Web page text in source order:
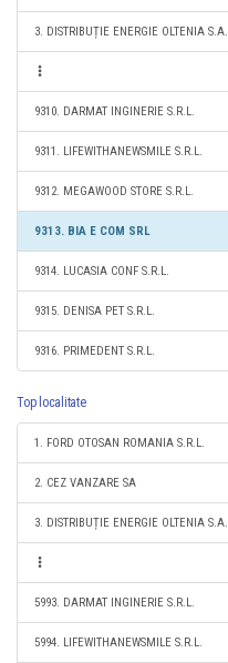
3. DISTRIBUȚIE ENERGIE OLTENIA S.A.
9310. DARMAT INGINERIE S.R.L.
9311. LIFEWITHANEWSMILE S.R.L.
9312. MEGAWOOD STORE S.R.L.
9313. BIA E COM SRL
9314. LUCASIA CONF S.R.L.
9315. DENISA PET S.R.L.
9316. PRIMEDENT S.R.L.
Top localitate
1. FORD OTOSAN ROMANIA S.R.L.
2. CEZ VANZARE SA
3. DISTRIBUȚIE ENERGIE OLTENIA S.A.
5993. DARMAT INGINERIE S.R.L.
5994. LIFEWITHANEWSMILE S.R.L.